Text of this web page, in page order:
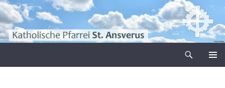
Zum
Inhalt
springen